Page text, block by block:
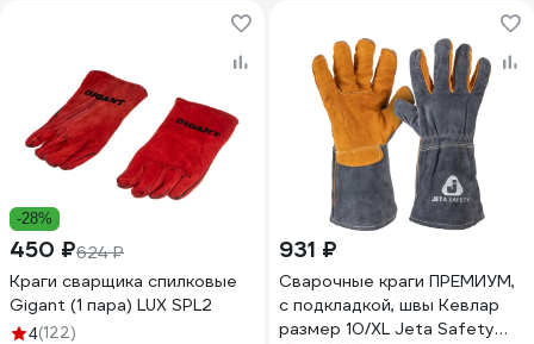
-28%
450 ₽624 ₽
Краги сварщика спилковые
Gigant (1 пара) LUX SPL2
4(122)
931 ₽
Сварочные краги ПРЕМИУМ,
с подкладкой, швы Кевлар
размер 10/XL Jeta Safety